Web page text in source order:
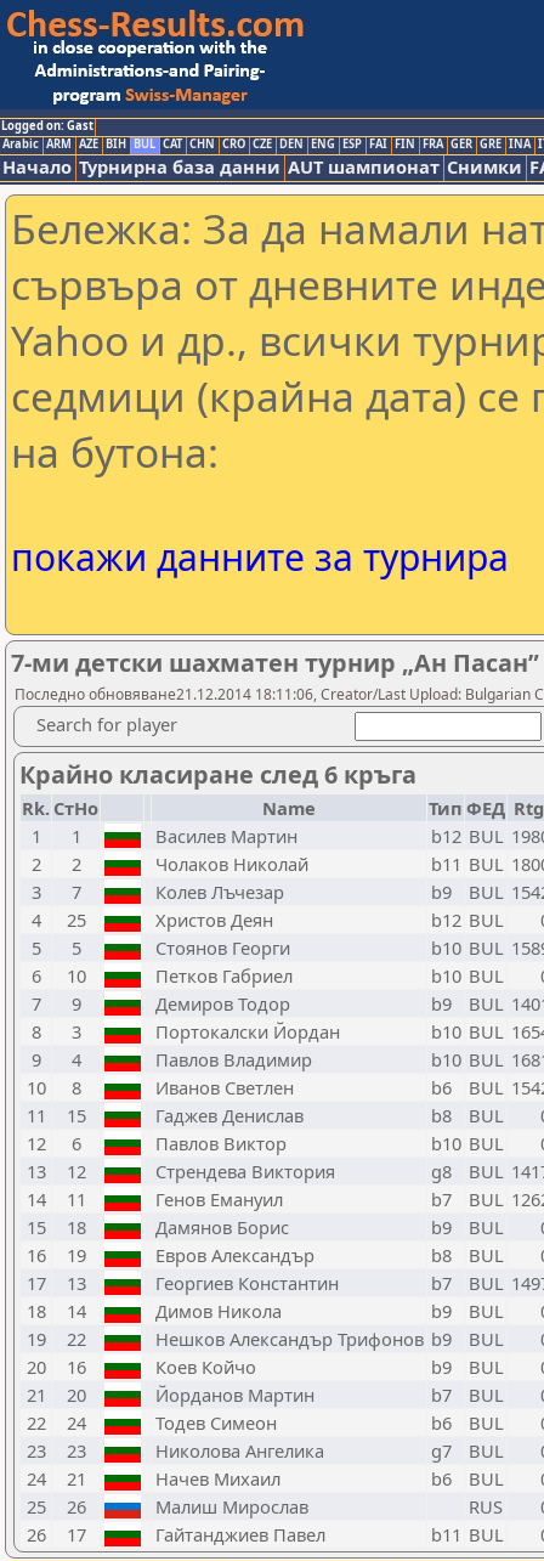
Logged on: Gast
Arabic ARM AZE BIH BUL CAT CHN CRO CZE DEN ENG ESP FAI FIN FRA GER GRE INA
Начало Турнирна база данни AUT шампионат Снимки
Бележка: За да намали
сървъра от дневните
Yahoo и др., всички
седмици (крайна дата) се
на бутона:
покажи данните за турнира
7-ми детски шахматен турнир „Ан Пасан”
Последно обновяване21.12.2014 18:11:06, Creator/Last Upload: Bulgarian
Search for player
Крайно класиране след 6 кръга
Rk. СтНо Name Тип ФЕД
1
1 Василев Мартин b12 BUL
2
2 Чолаков Николай b11 BUL
3
7 Колев Лъчезар b9 BUL
4
25 Христов Деян b12 BUL
5
5 Стоянов Георги b10 BUL
6
10 Петков Габриел b10 BUL
7
9 Демиров Тодор b9 BUL
8
3 Портокалски Йордан b10 BUL
9
4 Павлов Владимир b10 BUL
10
8 Иванов Светлен b6 BUL
11
15 Гаджев Денислав b8 BUL
12
6 Павлов Виктор b10 BUL
13
12 Стрендева Виктория g8 BUL
14
11 Генов Емануил b7 BUL
15
18 Дамянов Борис b9 BUL
16
19 Евров Александър b8 BUL
17
13 Георгиев Константин b7 BUL
18
14 Димов Никола b9 BUL
19
22 Нешков Александър Трифонов b9 BUL
20
16 Коев Койчо b9 BUL
21
20 Йорданов Мартин b7 BUL
22
24 Тодев Симеон b6 BUL
23
23 Николова Ангелика g7 BUL
24
21 Начев Михаил b6 BUL
25
26 Малиш Мирослав RUS
26
17 Гайтанджиев Павел b11 BUL